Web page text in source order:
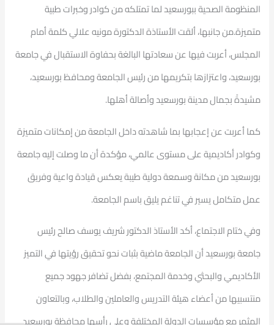
المنظومة الصحية ببورسعيد لما تمتلكه من كوادر وخبرات طبية
متميزة.من جانبها، ألقت الأستاذة الدكتورة مونيه علالي كلمة أمام
المجلس، أعربت فيها عن سعادتها البالغة بحفاوة الاستقبال في جامعة
بورسعيد، واعتزازها بتكريمها من رئيس الجامعة ومحافظ بورسعيد،
مشيدةً بجمال مدينة بورسعيد وأصالة أهلها.
كما أعربت عن إعجابها بما شاهدته داخل الجامعة من إمكانات متميزة
وكوادر أكاديمية على مستوى عالمي، مؤكدة أن ما وصلت إليه جامعة
بورسعيد من مكانة وسمعة دولية طيبة يعكس قيادة واعية وفريق
عمل متكامل يسير في تناغم يليق باسم الجامعة.
وفي ختام الاجتماع، أكد الأستاذ الدكتور شريف يوسف صالح رئيس
جامعة بورسعيد أن الجامعة ماضية بثبات نحو تحقيق رؤيتها في التميز
الأكاديمي والبحثي وخدمة المجتمع، بفضل تضافر جهود جميع
منتسبيها من أعضاء هيئة التدريس والعاملين والطلاب، وبالتعاون
المثمر مع مؤسسات الدولة المختلفة وعلى رأسها محافظة بورسعيد.